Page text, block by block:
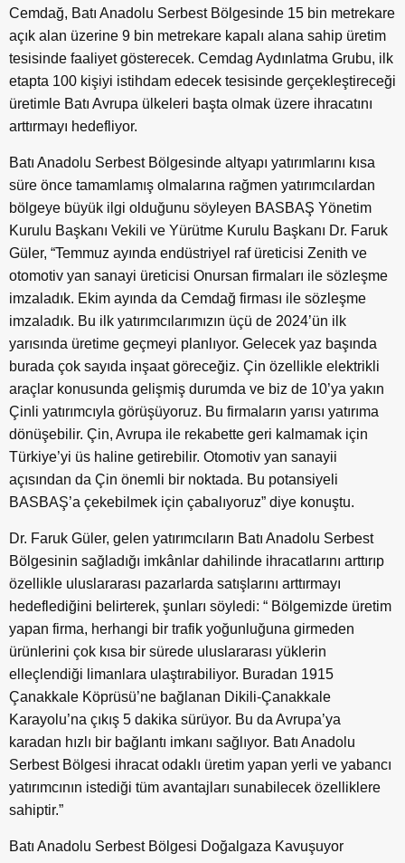
Cemdağ, Batı Anadolu Serbest Bölgesinde 15 bin metrekare
açık alan üzerine 9 bin metrekare kapalı alana sahip üretim
tesisinde faaliyet gösterecek. Cemdag Aydınlatma Grubu, ilk
etapta 100 kişiyi istihdam edecek tesisinde gerçekleştireceği
üretimle Batı Avrupa ülkeleri başta olmak üzere ihracatını
arttırmayı hedefliyor.
Batı Anadolu Serbest Bölgesinde altyapı yatırımlarını kısa
süre önce tamamlamış olmalarına rağmen yatırımcılardan
bölgeye büyük ilgi olduğunu söyleyen BASBAŞ Yönetim
Kurulu Başkanı Vekili ve Yürütme Kurulu Başkanı Dr. Faruk
Güler, “Temmuz ayında endüstriyel raf üreticisi Zenith ve
otomotiv yan sanayi üreticisi Onursan firmaları ile sözleşme
imzaladık. Ekim ayında da Cemdağ firması ile sözleşme
imzaladık. Bu ilk yatırımcılarımızın üçü de 2024’ün ilk
yarısında üretime geçmeyi planlıyor. Gelecek yaz başında
burada çok sayıda inşaat göreceğiz. Çin özellikle elektrikli
araçlar konusunda gelişmiş durumda ve biz de 10’ya yakın
Çinli yatırımcıyla görüşüyoruz. Bu firmaların yarısı yatırıma
dönüşebilir. Çin, Avrupa ile rekabette geri kalmamak için
Türkiye’yi üs haline getirebilir. Otomotiv yan sanayii
açısından da Çin önemli bir noktada. Bu potansiyeli
BASBAŞ’a çekebilmek için çabalıyoruz” diye konuştu.
Dr. Faruk Güler, gelen yatırımcıların Batı Anadolu Serbest
Bölgesinin sağladığı imkânlar dahilinde ihracatlarını arttırıp
özellikle uluslararası pazarlarda satışlarını arttırmayı
hedeflediğini belirterek, şunları söyledi: “ Bölgemizde üretim
yapan firma, herhangi bir trafik yoğunluğuna girmeden
ürünlerini çok kısa bir sürede uluslararası yüklerin
elleçlendiği limanlara ulaştırabiliyor. Buradan 1915
Çanakkale Köprüsü’ne bağlanan Dikili-Çanakkale
Karayolu’na çıkış 5 dakika sürüyor. Bu da Avrupa’ya
karadan hızlı bir bağlantı imkanı sağlıyor. Batı Anadolu
Serbest Bölgesi ihracat odaklı üretim yapan yerli ve yabancı
yatırımcının istediği tüm avantajları sunabilecek özelliklere
sahiptir.”
Batı Anadolu Serbest Bölgesi Doğalgaza Kavuşuyor